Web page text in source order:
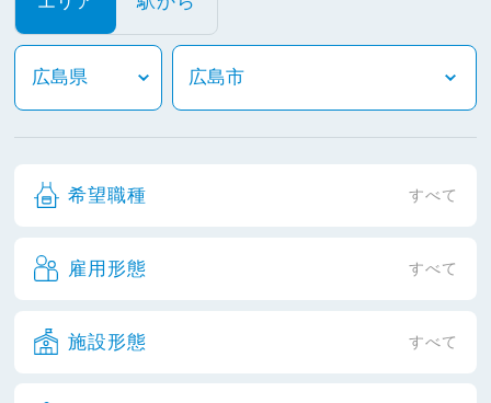
希望職種 すべて
雇用形態 すべて
施設形態 すべて